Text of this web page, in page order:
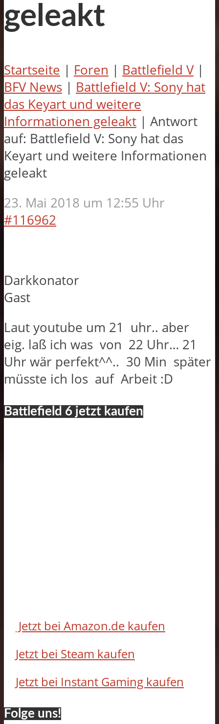
geleakt
Startseite | Foren | Battlefield V |
BFV News | Battlefield V: Sony hat
das Keyart und weitere
Informationen geleakt | Antwort
auf: Battlefield V: Sony hat das
Keyart und weitere Informationen
geleakt
23. Mai 2018 um 12:55 Uhr
#116962
Darkkonator
Gast
Laut youtube um 21 uhr.. aber
eig. laß ich was von 22 Uhr… 21
Uhr wär perfekt^^.. 30 Min später
müsste ich los auf Arbeit :D
Battlefield 6 jetzt kaufen
Jetzt bei Amazon.de kaufen
Jetzt bei Steam kaufen
Jetzt bei Instant Gaming kaufen
Folge uns!